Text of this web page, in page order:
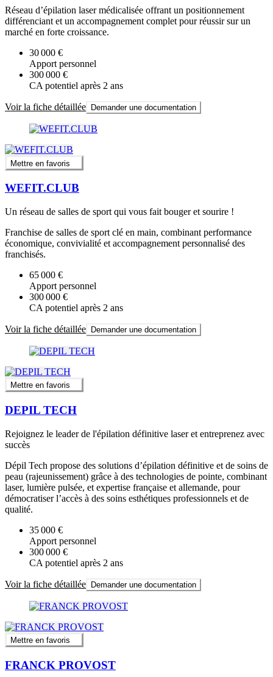
Réseau d’épilation laser médicalisée offrant un positionnement
différenciant et un accompagnement complet pour réussir sur un
marché en forte croissance.
30 000 €
Apport personnel
300 000 €
CA potentiel après 2 ans
Voir la fiche détaillée Demander une documentation
Mettre en favoris
WEFIT.CLUB
Un réseau de salles de sport qui vous fait bouger et sourire !
Franchise de salles de sport clé en main, combinant performance
économique, convivialité et accompagnement personnalisé des
franchisés.
65 000 €
Apport personnel
300 000 €
CA potentiel après 2 ans
Voir la fiche détaillée Demander une documentation
Mettre en favoris
DEPIL TECH
Rejoignez le leader de l'épilation définitive laser et entreprenez avec
succès
Dépil Tech propose des solutions d’épilation définitive et de soins de
peau (rajeunissement) grâce à des technologies de pointe, combinant
laser, lumière pulsée, et expertise française et allemande, pour
démocratiser l’accès à des soins esthétiques professionnels et de
qualité.
35 000 €
Apport personnel
300 000 €
CA potentiel après 2 ans
Voir la fiche détaillée Demander une documentation
Mettre en favoris
FRANCK PROVOST